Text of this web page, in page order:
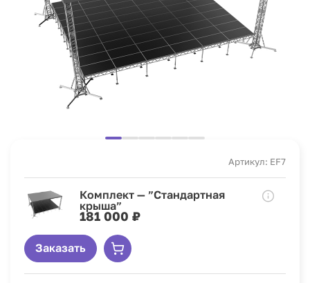
Артикул: EF7
Комплект — ”Стандартная
крыша”
181 000 ₽
Заказать